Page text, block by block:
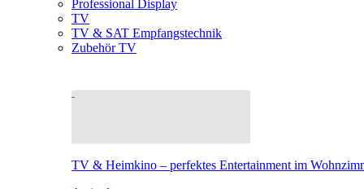
Professional Display
TV
TV & SAT Empfangstechnik
Zubehör TV
TV & Heimkino – perfektes Entertainment im